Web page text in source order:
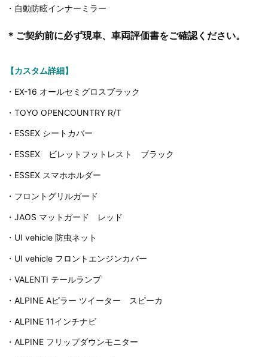
・自動防眩インナーミラー
＊ご契約前に必ず現車、車両評価書をご確認ください。
【カスタム詳細】
・EX-16 オールセミグロスブラック
・TOYO OPENCOUNTRY R/T
・ESSEX シートカバー
・ESSEX ビレットフットレスト ブラック
・ESSEX スマホホルダー
・フロントグリルガード
・JAOS マットガード レッド
・UI vehicle 防虫ネット
・UI vehicle フロントエンジンカバー
・VALENTI テールランプ
・ALPINE Aピラー ツイーター スピーカ
・ALPINE 11インチナビ
・ALPINE フリップダウンモニター